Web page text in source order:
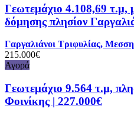
Γεωτεμάχιο 4.108,69 τ.μ,
δόμησης πλησίον
Γαργαλιάνοι Τριφυλίας,
215.000€
Αγορά
Γεωτεμάχιο 9.564 τ.μ,
Φοινίκης | 227.000€